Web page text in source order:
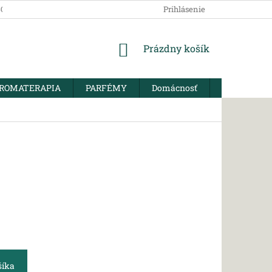
ÚDAJOV Prihlásenie
NÁKUPNÝ
Prázdny košík
PARFÉMY Domácnosť